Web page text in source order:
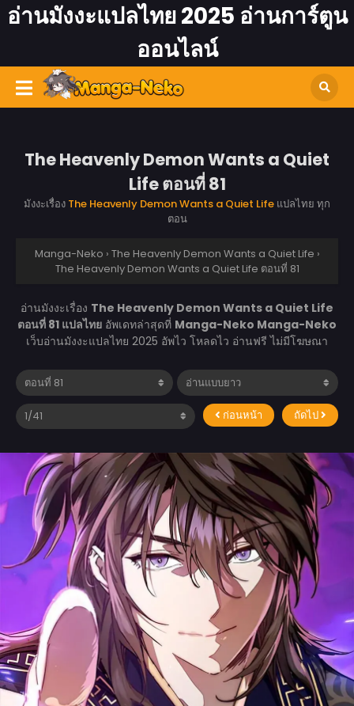
อ่านมังงะแปลไทย 2025 อ่านการ์ตูน
ออนไลน์
The Heavenly Demon Wants a Quiet
Life ตอนที่ 81
มังงะเรื่อง The Heavenly Demon Wants a Quiet Life แปลไทย ทุก
ตอน
Manga-Neko › The Heavenly Demon Wants a Quiet Life ›
The Heavenly Demon Wants a Quiet Life ตอนที่ 81
อ่านมังงะเรื่อง The Heavenly Demon Wants a Quiet Life
ตอนที่ 81 แปลไทย อัพเดทล่าสุดที่ Manga-Neko Manga-Neko
เว็บอ่านมังงะแปลไทย 2025 อัพไว โหลดไว อ่านฟรี ไม่มีโฆษณา
ก่อนหน้า ถัดไป